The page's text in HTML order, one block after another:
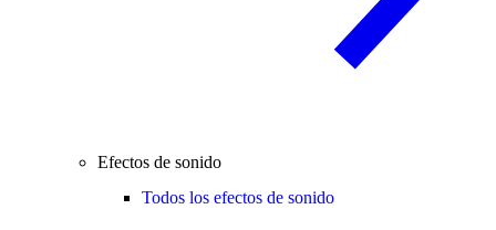
Efectos de sonido
Todos los efectos de sonido